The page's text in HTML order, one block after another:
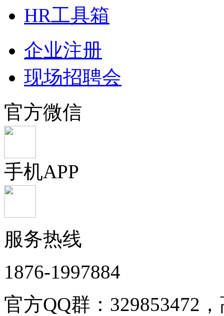
HR工具箱
企业注册
现场招聘会
官方微信
手机APP
服务热线
1876-1997884
官方QQ群：329853472